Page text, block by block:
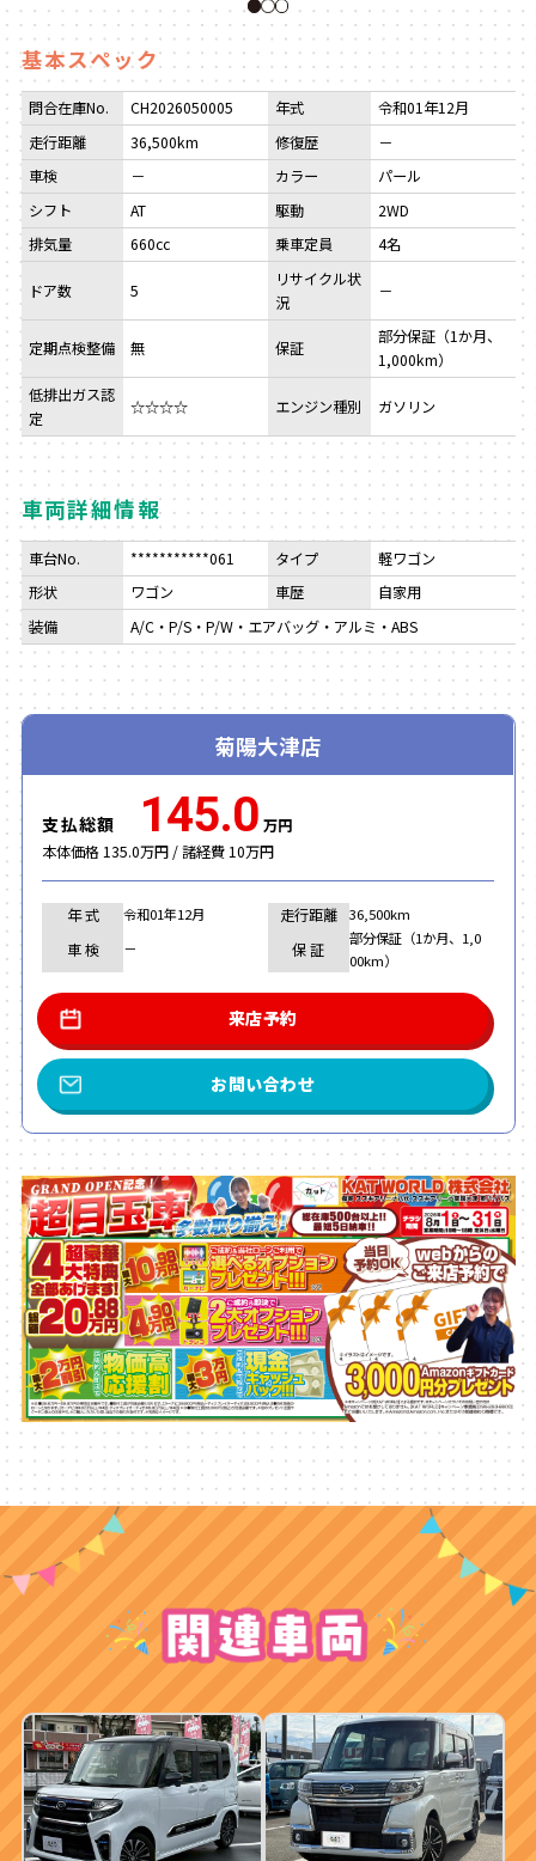
123
基本スペック
問合在庫No. CH2026050005 年式
令和01年12月
走行距離
36,500km 修復歴
－
車検
－ カラー
パール
シフト
AT 駆動
2WD
排気量
660cc 乗車定員 4名
ドア数 5
リサイクル状
況
－
定期点検整備 無 保証
部分保証（1か月、
1,000km）
低排出ガス認
定
☆☆☆☆ エンジン種別 ガソリン
車両詳細情報
車台No. ***********061 タイプ
軽ワゴン
形状
ワゴン 車歴
自家用
装備
A/C・P/S・P/W・エアバッグ・アルミ・ABS
菊陽大津店
支払総額 145.0 万円
本体価格 135.0万円 / 諸経費 10万円
年 式 令和01年12月 走行距離 36,500km
車 検 － 保 証
部分保証（1か月、1,0
00km）
来店予約
お問い合わせ